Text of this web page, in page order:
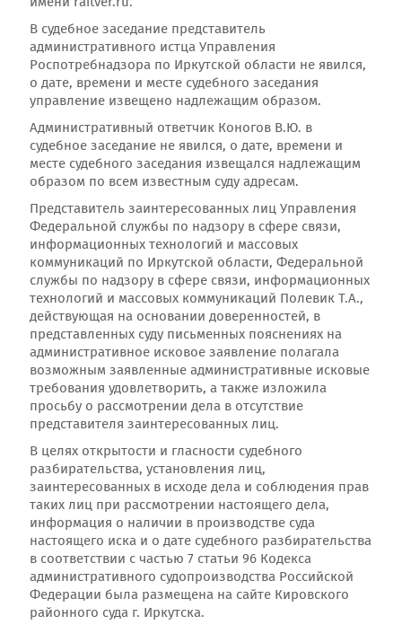
В судебное заседание представитель
административного истца Управления
Роспотребнадзора по Иркутской области не явился,
о дате, времени и месте судебного заседания
управление извещено надлежащим образом.
Административный ответчик Коногов В.Ю. в
судебное заседание не явился, о дате, времени и
месте судебного заседания извещался надлежащим
образом по всем известным суду адресам.
Представитель заинтересованных лиц Управления
Федеральной службы по надзору в сфере связи,
информационных технологий и массовых
коммуникаций по Иркутской области, Федеральной
службы по надзору в сфере связи, информационных
технологий и массовых коммуникаций Полевик Т.А.,
действующая на основании доверенностей, в
представленных суду письменных пояснениях на
административное исковое заявление полагала
возможным заявленные административные исковые
требования удовлетворить, а также изложила
просьбу о рассмотрении дела в отсутствие
представителя заинтересованных лиц.
В целях открытости и гласности судебного
разбирательства, установления лиц,
заинтересованных в исходе дела и соблюдения прав
таких лиц при рассмотрении настоящего дела,
информация о наличии в производстве суда
настоящего иска и о дате судебного разбирательства
в соответствии с частью 7 статьи 96 Кодекса
административного судопроизводства Российской
Федерации была размещена на сайте Кировского
районного суда г. Иркутска.